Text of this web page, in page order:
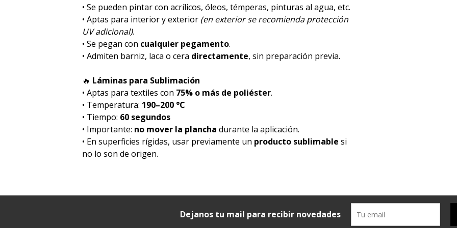
• Se pueden pintar con acrílicos, óleos, témperas, pinturas al agua, etc.
• Aptas para interior y exterior (en exterior se recomienda protección
UV adicional).
• Se pegan con cualquier pegamento.
• Admiten barniz, laca o cera directamente, sin preparación previa.
🔥 Láminas para Sublimación
• Aptas para textiles con 75% o más de poliéster.
• Temperatura: 190–200 °C
• Tiempo: 60 segundos
• Importante: no mover la plancha durante la aplicación.
• En superficies rígidas, usar previamente un producto sublimable si
no lo son de origen.
Dejanos tu mail para recibir novedades